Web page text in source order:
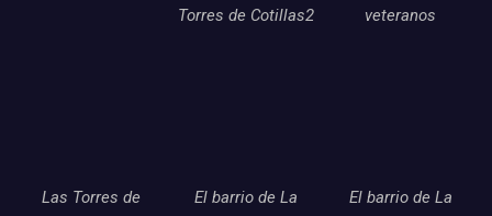
Torres de Cotillas2
veteranos
Las Torres de
El barrio de La
El barrio de La